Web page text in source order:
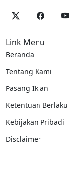
Link Menu
Beranda
Tentang Kami
Pasang Iklan
Ketentuan Berlaku
Kebijakan Pribadi
Disclaimer